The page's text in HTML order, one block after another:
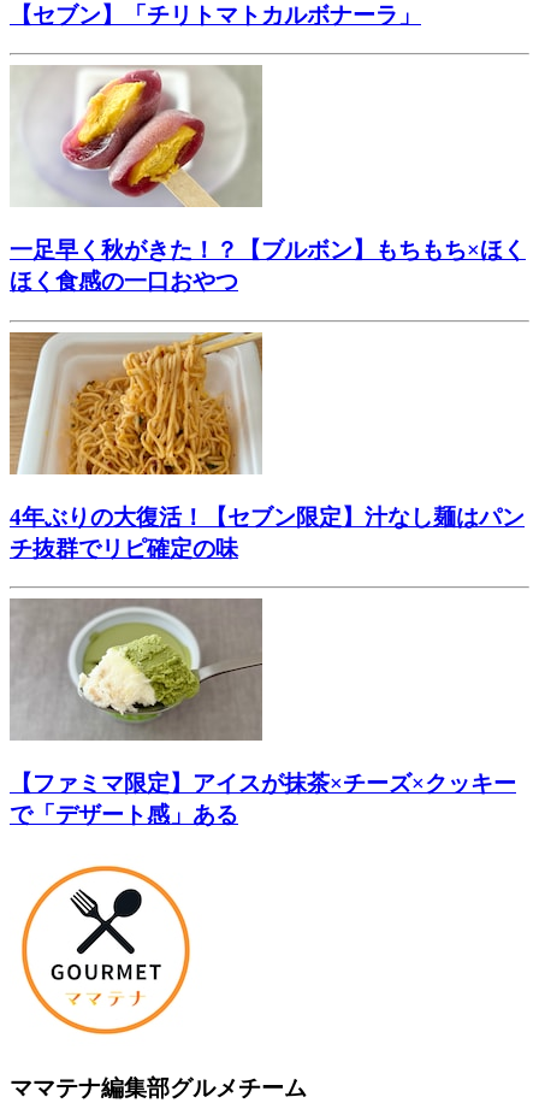
【セブン】「チリトマトカルボナーラ」
一足早く秋がきた！？【ブルボン】もちもち×ほく
ほく食感の一口おやつ
4年ぶりの大復活！【セブン限定】汁なし麺はパン
チ抜群でリピ確定の味
【ファミマ限定】アイスが抹茶×チーズ×クッキー
で「デザート感」ある
ママテナ編集部グルメチーム